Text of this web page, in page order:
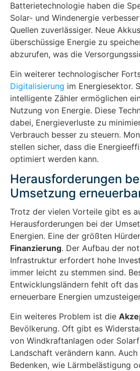
Batterietechnologie haben die
Solar- und Windenergie
Quellen zuverlässiger. Neue
überschüssige Energie zu
abzurufen, was die
Ein weiterer technologischer
Digitalisierung im Energiesektor.
intelligente Zähler ermöglichen
Nutzung von Energie. Diese
dabei, Energieverluste zu
Verbrauch besser zu steuern.
stellen sicher, dass die
optimiert werden kann.
Herausforderungen
Umsetzung
Trotz der vielen Vorteile gibt es
Herausforderungen bei der
Energien. Eine der größten
Finanzierung. Der Aufbau der
Infrastruktur erfordert hohe
immer leicht zu stemmen sind.
Entwicklungsländern fehlt oft
erneuerbare Energien
Ein weiteres Problem ist die
Bevölkerung. Oft gibt es
von Windkraftanlagen oder
Landschaft verändern kann.
Bedenken, wie Lärmbelästigung